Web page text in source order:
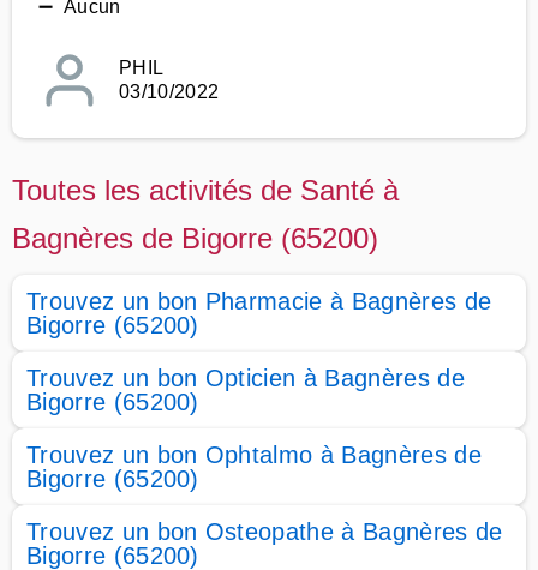
➖ Aucun
PHIL
03/10/2022
Toutes les activités de Santé à
Bagnères de Bigorre (65200)
Trouvez un bon Pharmacie à Bagnères de
Bigorre (65200)
Trouvez un bon Opticien à Bagnères de
Bigorre (65200)
Trouvez un bon Ophtalmo à Bagnères de
Bigorre (65200)
Trouvez un bon Osteopathe à Bagnères de
Bigorre (65200)